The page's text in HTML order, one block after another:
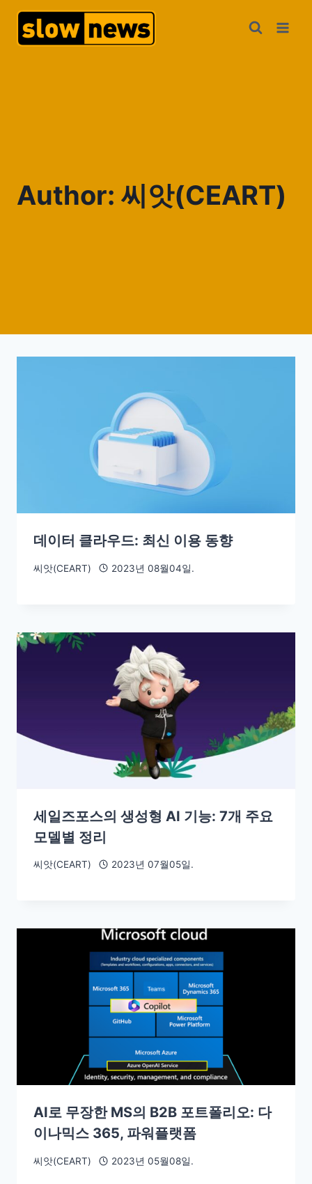
Author: 씨앗(CEART)
데이터 클라우드: 최신 이용 동향
씨앗(CEART) 2023년 08월04일.
세일즈포스의 생성형 AI 기능: 7개 주요
모델별 정리
씨앗(CEART) 2023년 07월05일.
AI로 무장한 MS의 B2B 포트폴리오: 다
이나믹스 365, 파워플랫폼
씨앗(CEART) 2023년 05월08일.